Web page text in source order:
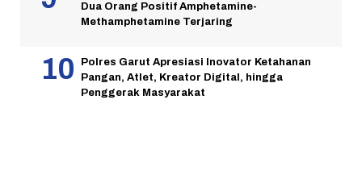
Dua Orang Positif Amphetamine-
Methamphetamine Terjaring
Polres Garut Apresiasi Inovator Ketahanan
Pangan, Atlet, Kreator Digital, hingga
Penggerak Masyarakat